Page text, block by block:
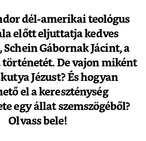
dél-amerikai teológus
előtt eljuttatja kedves
Gábornak Jácint, a
De vajon miként
Jézust? És hogyan
el a kereszténység
egy állat szemszögéből?
Olvass bele!